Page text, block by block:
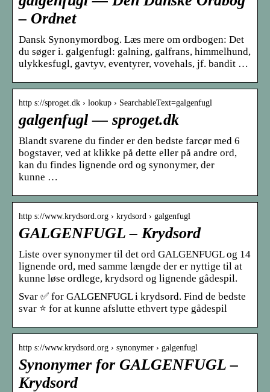
– Ordnet
Dansk Synonymordbog. Læs mere om ordbogen: Det
du søger i. galgenfugl: galning, galfrans, himmelhund,
ulykkesfugl, gavtyv, eventyrer, vovehals, jf. bandit …
http s://sproget.dk › lookup › SearchableText=galgenfugl
galgenfugl — sproget.dk
Blandt svarene du finder er den bedste farcør med 6
bogstaver, ved at klikke på dette eller på andre ord,
kan du findes lignende ord og synonymer, der
kunne …
http s://www.krydsord.org › krydsord › galgenfugl
GALGENFUGL – Krydsord
Liste over synonymer til det ord GALGENFUGL og 14
lignende ord, med samme længde der er nyttige til at
kunne løse ordlege, krydsord og lignende gådespil.
Svar ✅ for GALGENFUGL i krydsord. Find de bedste
svar ⭐ for at kunne afslutte ethvert type gådespil
http s://www.krydsord.org › synonymer › galgenfugl
Synonymer for GALGENFUGL –
Krydsord